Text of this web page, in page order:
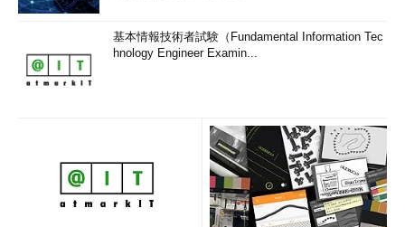
基本情報技術者試験（Fundamental Information Tec
hnology Engineer Examin...